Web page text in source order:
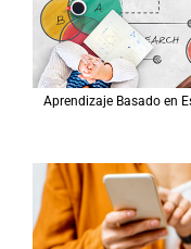
Aprendizaje Basado en